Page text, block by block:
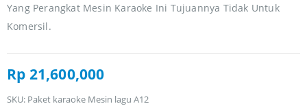
Yang Perangkat Mesin Karaoke Ini Tujuannya Tidak Untuk
Komersil.
Rp 21,600,000
SKU: Paket karaoke Mesin lagu A12